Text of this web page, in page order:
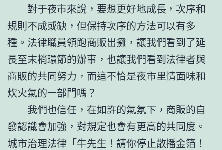
對于夜市來說，要想更好地成長，次序和
規則不成或缺，但保持次序的方法可以有多
種。法律職員領跑商販出攤，讓我們看到了延
長至末梢環節的辦事，也讓我們看到法律者與
商販的共同努力，而這不恰是夜市里情面味和
炊火氣的一部門嗎？
我們也信任，在如許的氣氛下，商販的自
發認識會加強，對規定也會有更高的共同度。
城市治理法律「牛先生！請你停止散播金箔！